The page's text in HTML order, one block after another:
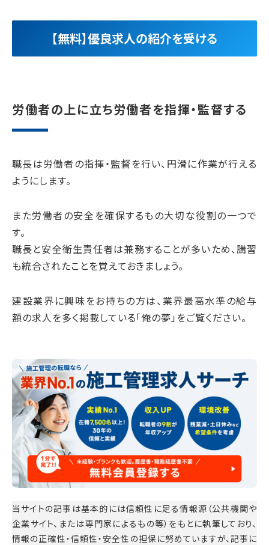
【無料】優良求人の紹介を受ける
労働者の上に立ち労働者を指揮・監督する
職長は労働者の指揮・監督を行い、円滑に作業が行える
ようにします。
また労働者の安全を確保するもの大切な役割の一つで
す。
職長と安全衛生責任者は兼務することが多いため、講習
も統合されたことを覚えておきましょう。
建設業界に興味をお持ちの方は、業界最高水準の給与
額の求人を多く掲載している「俺の夢」をご覧ください。
当サイトの記事は基本的には信頼性に足る情報源（公共機関や
企業サイト、または専門家によるもの等）をもとに執筆しており、
情報の正確性・信頼性・安全性の担保に努めていますが、記事に